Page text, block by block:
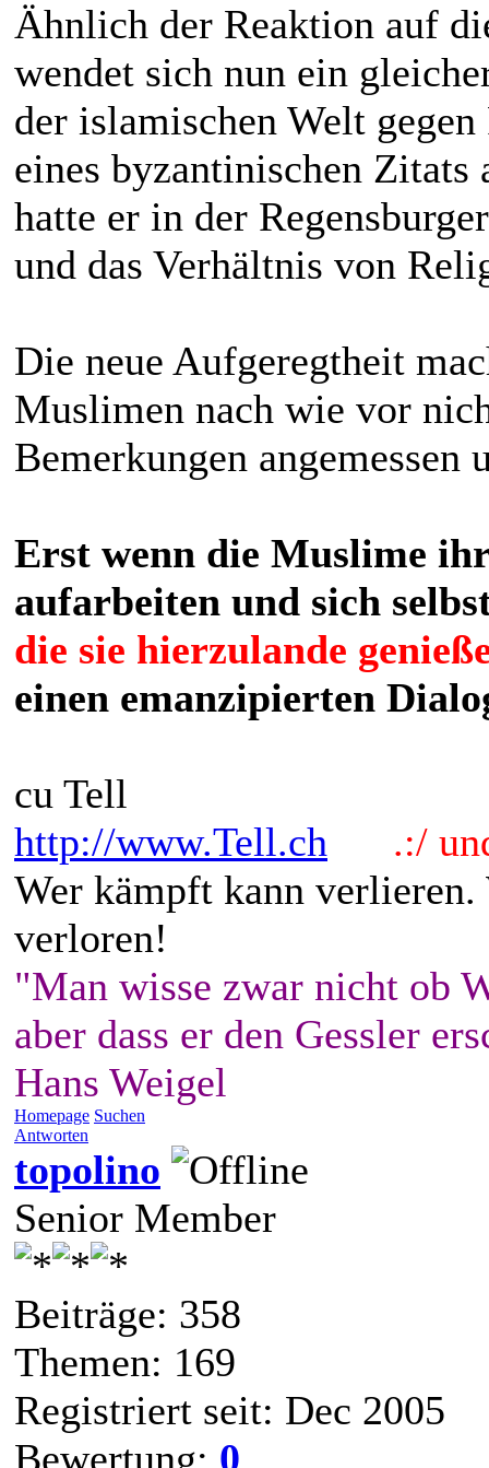
Ähnlich der Reaktion auf
wendet sich nun ein
der islamischen Welt
eines byzantinischen Zitats
hatte er in der
und das Verhältnis von
Die neue Aufgeregtheit
Muslimen nach wie vor
Bemerkungen angemessen
Erst wenn die Muslime
aufarbeiten und sich
die sie hierzulande
einen emanzipierten
cu Tell
http://www.Tell.ch
.:/
Wer kämpft kann
verloren!
"Man wisse zwar nicht ob
aber dass er den Gessler
Hans Weigel
Homepage Suchen
Antworten
topolino
Senior Member
Beiträge: 358
Themen: 169
Registriert seit: Dec 2005
Bewertung: 0